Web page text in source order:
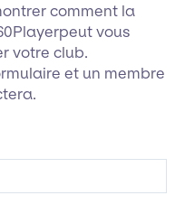
comment la
vous
votre club.
et un membre